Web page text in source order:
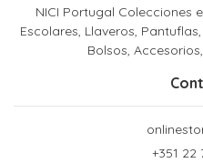
NICI Portugal Colecciones
Escolares, Llaveros,
Bolsos,
+351 22